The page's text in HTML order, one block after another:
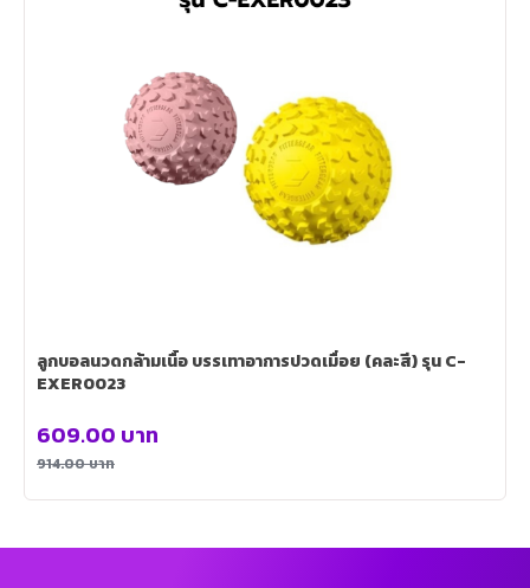
ลูกบอลนวดกล้ามเนื้อ บรรเทาอาการปวดเมื่อย (คละสี) รุน C-
EXER0023
914.00บาท
609.00 บาท